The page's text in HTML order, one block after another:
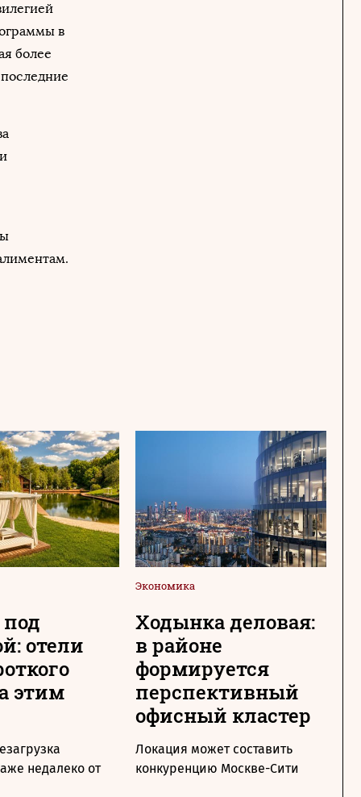
в
более
отели
этим
недалеко от
Экономика
Ходынка деловая:
в районе
формируется
перспективный
офисный кластер
Локация может составить
конкуренцию Москве-Cити